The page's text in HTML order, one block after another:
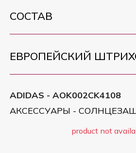
СОСТАВ
ЕВРОПЕЙСКИЙ
ADIDAS - AOK002CK4108
АКСЕССУАРЫ -
product not